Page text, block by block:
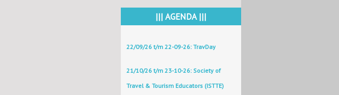
||| AGENDA |||
22/09/26 t/m 22-09-26: TravDay
21/10/26 t/m 23-10-26: Society of
Travel & Tourism Educators (ISTTE)